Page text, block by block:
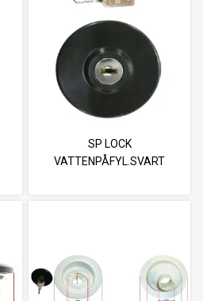
SP LOCK
VATTENPÅFYL.SVART